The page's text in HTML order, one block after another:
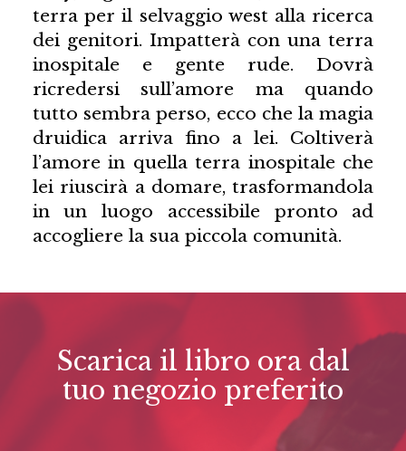
terra per il selvaggio west alla ricerca
dei genitori. Impatterà con una terra
inospitale e gente rude. Dovrà
ricredersi sull’amore ma quando
tutto sembra perso, ecco che la magia
druidica arriva fino a lei. Coltiverà
l’amore in quella terra inospitale che
lei riuscirà a domare, trasformandola
in un luogo accessibile pronto ad
accogliere la sua piccola comunità.
Scarica il libro ora dal
tuo negozio preferito